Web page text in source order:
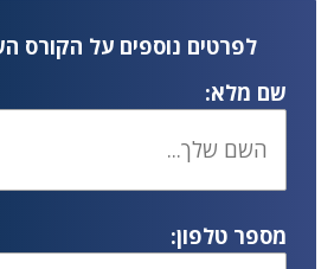
לפרטים נוספים על הקורס
שם מלא:
מספר טלפון: